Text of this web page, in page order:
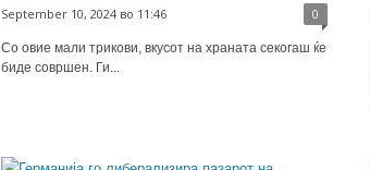
September 10, 2024 во 11:46 0
Со овие мали трикови, вкусот на храната секогаш ќе
биде совршен. Ги...